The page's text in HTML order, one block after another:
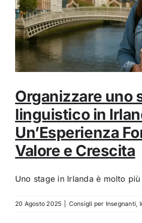
Organizzare uno
linguistico in
Un’Esperienza
Valore e Crescita
Uno stage in Irlanda è molto
20 Agosto 2025 Consigli per Insegnanti